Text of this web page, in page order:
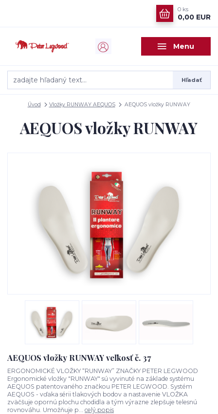
Menu
Hľadať
0 ks
0,00 EUR
Úvod Vložky RUNWAY AEQUOS AEQUOS vložky RUNWAY
AEQUOS vložky RUNWAY
AEQUOS vložky RUNWAY veľkosť č. 37
ERGONOMICKÉ VLOŽKY “RUNWAY” ZNAČKY PETER LEGWOOD
Ergonomické vložky "RUNWAY" sú vyvinuté na základe systému
AEQUOS patentovaného značkou PETER LEGWOOD. Systém
AEQUOS - vďaka sérii tlakových bodov a nastavenie VLOŽKA
zväčšuje opornú plochu chodidla a tým výrazne zlepšuje telesnú
rovnováhu. Umožňuje p... celý popis